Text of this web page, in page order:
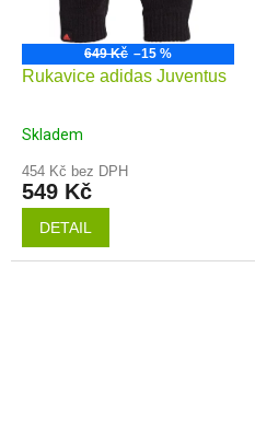
649 Kč –15 %
Rukavice adidas Juventus
Skladem
454 Kč bez DPH
549 Kč
DETAIL